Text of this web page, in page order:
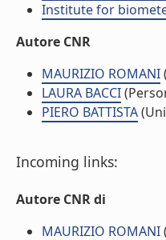
Institute for
Autore CNR
MAURIZIO ROMANI
LAURA BACCI
PIERO BATTISTA
Incoming links:
Autore CNR di
MAURIZIO ROMANI